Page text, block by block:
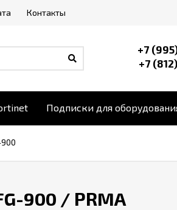
Контакты
+7
+7
Подписки для
900 / PRMA